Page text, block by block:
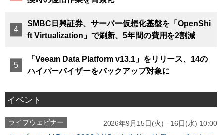
SMBC日興証券、サーバー仮想化基盤を「OpenShi
ft Virtualization」で刷新、5年間の費用を2割減
「Veeam Data Platform v13.1」をリリース、14の
ハイパーバイザーをバックアップ対象に
イベント
ライブウェビナー 2026年9月15日(火)・16日(水) 10:00